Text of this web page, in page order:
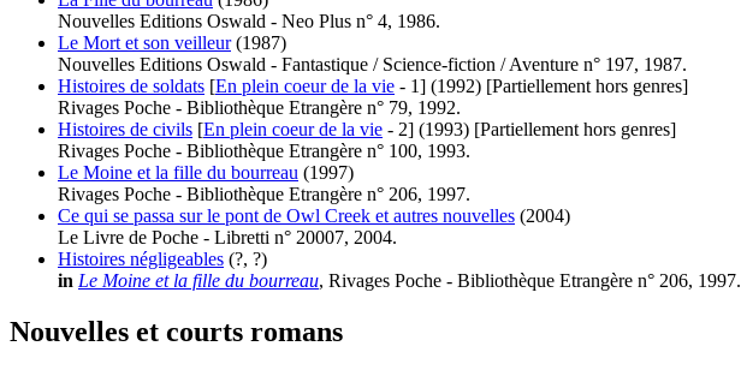
Nouvelles Editions Oswald - Neo Plus n° 4, 1986.
Le Mort et son veilleur (1987)
Nouvelles Editions Oswald - Fantastique / Science-fiction / Aventure n° 197, 1987.
Histoires de soldats [En plein coeur de la vie - 1] (1992) [Partiellement hors genres]
Rivages Poche - Bibliothèque Etrangère n° 79, 1992.
Histoires de civils [En plein coeur de la vie - 2] (1993) [Partiellement hors genres]
Rivages Poche - Bibliothèque Etrangère n° 100, 1993.
Le Moine et la fille du bourreau (1997)
Rivages Poche - Bibliothèque Etrangère n° 206, 1997.
Ce qui se passa sur le pont de Owl Creek et autres nouvelles (2004)
Le Livre de Poche - Libretti n° 20007, 2004.
Histoires négligeables (?, ?)
in Le Moine et la fille du bourreau, Rivages Poche - Bibliothèque Etrangère n° 206, 1997.
Nouvelles et courts romans